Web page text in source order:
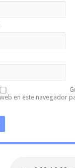
en este navegador